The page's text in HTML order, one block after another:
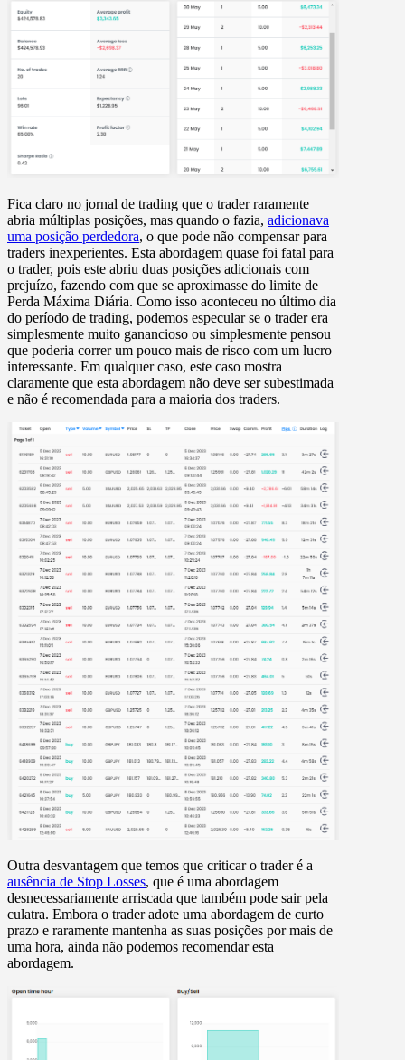
Fica claro no jornal de trading que o trader raramente
abria múltiplas posições, mas quando o fazia, adicionava
uma posição perdedora, o que pode não compensar para
traders inexperientes. Esta abordagem quase foi fatal para
o trader, pois este abriu duas posições adicionais com
prejuízo, fazendo com que se aproximasse do limite de
Perda Máxima Diária. Como isso aconteceu no último dia
do período de trading, podemos especular se o trader era
simplesmente muito ganancioso ou simplesmente pensou
que poderia correr um pouco mais de risco com um lucro
interessante. Em qualquer caso, este caso mostra
claramente que esta abordagem não deve ser subestimada
e não é recomendada para a maioria dos traders.
Outra desvantagem que temos que criticar o trader é a
ausência de Stop Losses, que é uma abordagem
desnecessariamente arriscada que também pode sair pela
culatra. Embora o trader adote uma abordagem de curto
prazo e raramente mantenha as suas posições por mais de
uma hora, ainda não podemos recomendar esta
abordagem.